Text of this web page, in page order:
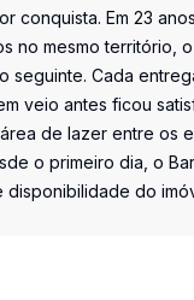
conquista. Em 23
no mesmo território,
Cada
veio antes ficou
de lazer entre os
o primeiro dia, o
do